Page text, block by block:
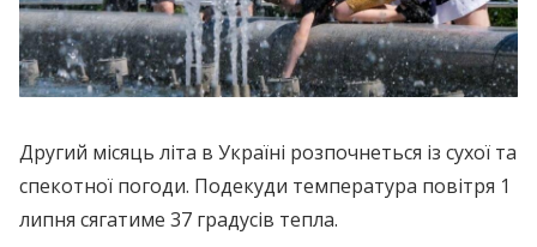
Другий місяць літа в Україні розпочнеться із сухої та
спекотної погоди. Подекуди температура повітря 1
липня сягатиме 37 градусів тепла.